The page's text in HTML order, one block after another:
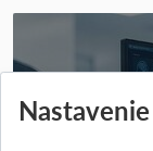
Europe na